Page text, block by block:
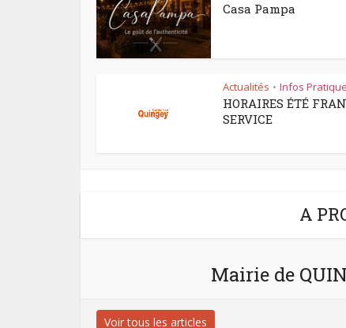
Casa Pampa
Actualités • Infos
HORAIRES ÉTÉ
SERVICE
A
Mairie de
Voir tous les articles